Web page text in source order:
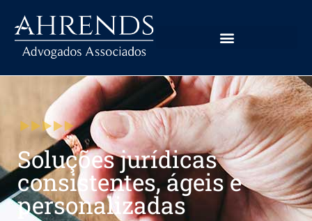
Soluções jurídicas
consistentes, ágeis e
personalizadas